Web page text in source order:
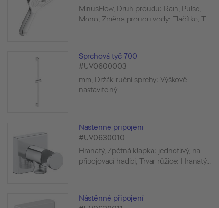
MinusFlow, Druh proudu: Rain, Pulse,
Mono, Změna proudu vody: Tlačítko, T...
Sprchová tyč 700
#UV0600003
mm, Držák ruční sprchy: Výškově
nastavitelný
Nástěnné připojení
#UV0630010
Hranatý, Zpětná klapka: jednotlivý, na
připojovací hadici, Trvar růžice: Hranatý...
Nástěnné připojení